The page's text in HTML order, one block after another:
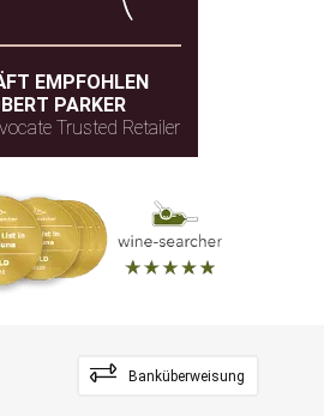
EMPFOHLEN
PARKER
Trusted Retailer
Banküberweisung